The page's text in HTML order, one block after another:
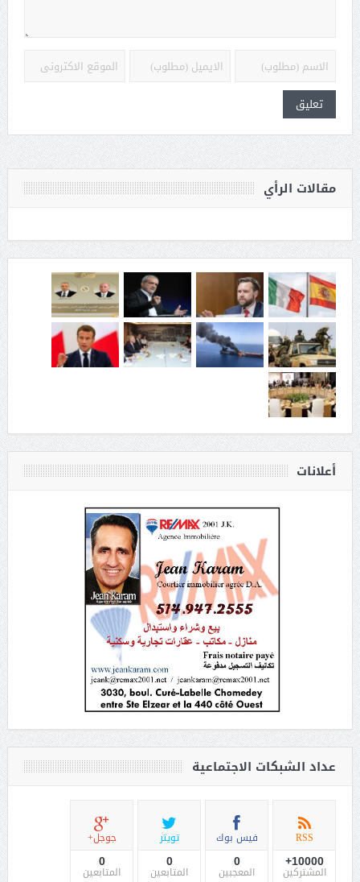
مقالات الرأي
أعلانات
عداد الشبكات الاجتماعية
RSS
10000+
المشتركين
فيس بوك
0
المعجبين
تويتر
0
المتابعين
جوجل+
0
المتابعين